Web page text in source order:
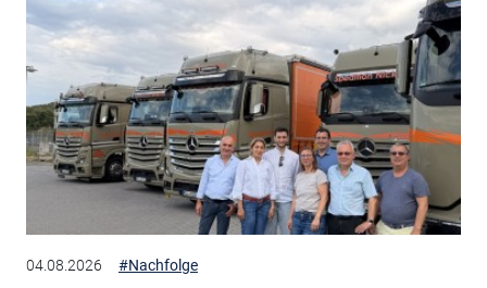
04.08.2026 #Nachfolge